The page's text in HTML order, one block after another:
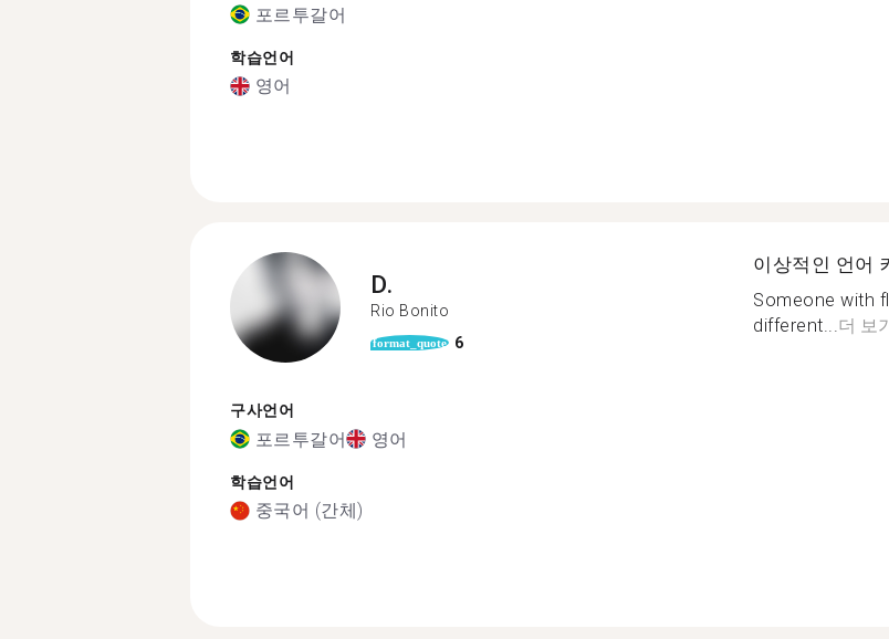
포르투갈어
학습언어
영어
D.
Rio Bonito
format_quote 6
구사언어
포르투갈어 영어
학습언어
중국어 (간체)
이상적인 언어
Someone with
different...더 보